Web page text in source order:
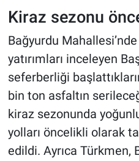
Kiraz sezonu
Bağyurdu
yatırımları inceleyen
seferberliği
bin ton asfaltın
kiraz sezonunda
yolları öncelikli olarak
edildi. Ayrıca Türkmen,